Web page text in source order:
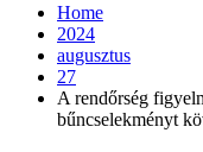
Home
2024
augusztus
27
A rendőrség
bűncselekményt